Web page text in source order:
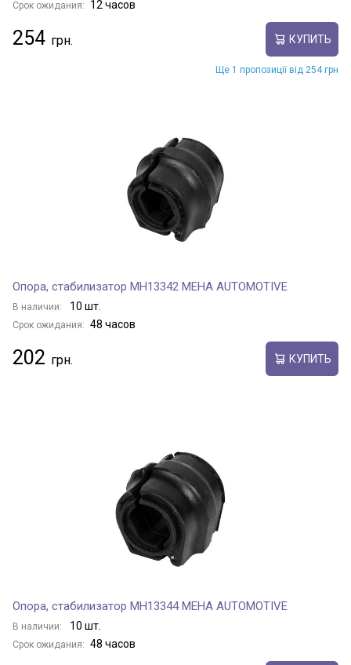
Срок ожидания: 12 часов
254 КУПИТЬ
Ще 1 пропозиції від 254 грн
Опора, стабилизатор MH13342 MEHA AUTOMOTIVE
В наличии: 10 шт.
Срок ожидания: 48 часов
202 КУПИТЬ
Опора, стабилизатор MH13344 MEHA AUTOMOTIVE
В наличии: 10 шт.
Срок ожидания: 48 часов